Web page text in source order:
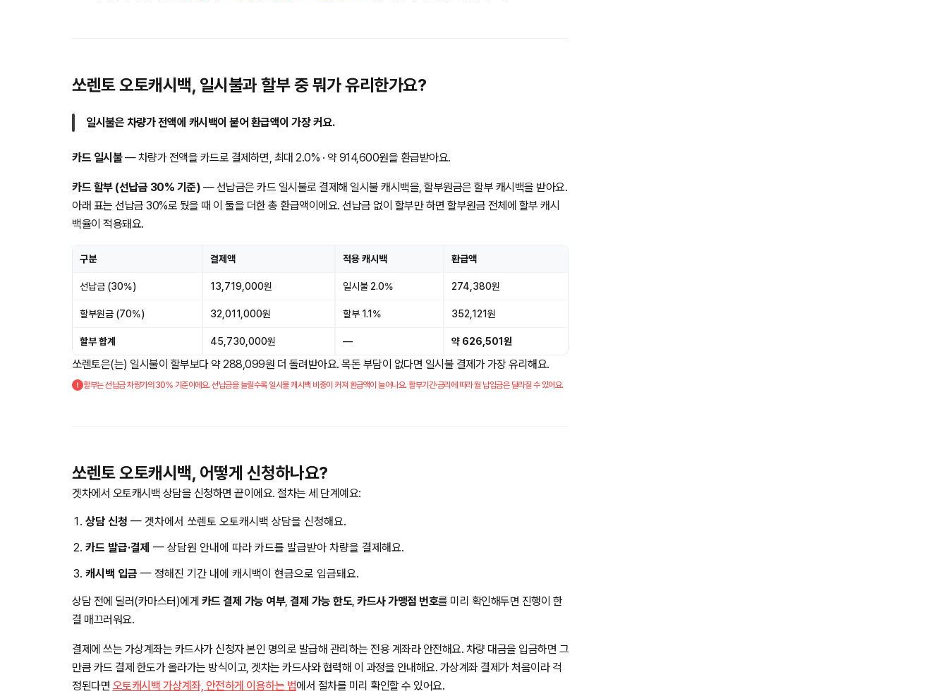
쏘렌토 오토캐시백, 일시불과 할부 중 뭐가 유리한가요?
일시불은 차량가 전액에 캐시백이 붙어 환급액이 가장 커요.
카드 일시불— 차량가 전액을 카드로 결제하면, 최대 2.0% · 약 914,600원을 환급받아요.
카드 할부 (선납금 30% 기준) — 선납금은 카드 일시불로 결제해 일시불 캐시백을, 할부원금은 할부 캐시백을 받아요.
아래 표는 선납금 30%로 뒀을 때 이 둘을 더한 총 환급액이에요. 선납금 없이 할부만 하면 할부원금 전체에 할부 캐시
백율이 적용돼요.
구분 결제액 적용 캐시백 환급액
선납금 (30%) 13,719,000원 일시불 2.0% 274,380원
할부원금 (70%) 32,011,000원 할부 1.1% 352,121원
할부 합계 45,730,000원 — 약 626,501원
쏘렌토은(는) 일시불이 할부보다 약 288,099원 더 돌려받아요. 목돈 부담이 없다면 일시불 결제가 가장 유리해요.
할부는 선납금 차량가의 30% 기준이에요. 선납금을 늘릴수록 일시불 캐시백 비중이 커져 환급액이 늘어나요. 할부기간·금리에 따라 월 납입금은 달라질 수 있어요.
쏘렌토 오토캐시백, 어떻게 신청하나요?
겟차에서 오토캐시백 상담을 신청하면 끝이에요. 절차는 세 단계예요:
상담 신청 — 겟차에서 쏘렌토 오토캐시백 상담을 신청해요.
카드 발급·결제 — 상담원 안내에 따라 카드를 발급받아 차량을 결제해요.
캐시백 입금 — 정해진 기간 내에 캐시백이 현금으로 입금돼요.
상담 전에 딜러(카마스터)에게 카드 결제 가능 여부, 결제 가능 한도, 카드사 가맹점 번호를 미리 확인해두면 진행이 한
결 매끄러워요.
결제에 쓰는 가상계좌는 카드사가 신청자 본인 명의로 발급해 관리하는 전용 계좌라 안전해요. 차량 대금을 입금하면 그
만큼 카드 결제 한도가 올라가는 방식이고, 겟차는 카드사와 협력해 이 과정을 안내해요. 가상계좌 결제가 처음이라 걱
정된다면 오토캐시백 가상계좌, 안전하게 이용하는 법에서 절차를 미리 확인할 수 있어요.